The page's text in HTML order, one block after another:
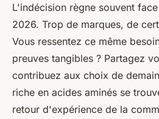
L'indécision règne souvent
2026. Trop de marques, de
Vous ressentez ce même
preuves tangibles ? Partagez
contribuez aux choix de
riche en acides aminés se
retour d'expérience de la